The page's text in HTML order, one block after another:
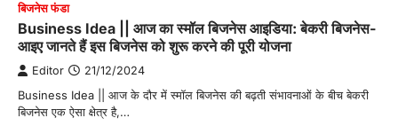
बिजनेस फंडा
Business Idea || आज का स्मॉल बिजनेस आइडिया: बेकरी बिजनेस-
आइए जानते हैं इस बिजनेस को शुरू करने की पूरी योजना
Editor 21/12/2024
Business Idea || आज के दौर में स्मॉल बिजनेस की बढ़ती संभावनाओं के बीच बेकरी
बिजनेस एक ऐसा क्षेत्र है,…